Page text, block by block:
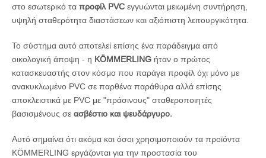
στο εσωτερικό τα προφίλ PVC εγγυώνται μειωμένη συντήρηση,
υψηλή σταθερότητα διαστάσεων και αξιόπιστη λειτουργικότητα.
Το σύστημα αυτό αποτελεί επίσης ένα παράδειγμα από
οικολογική άποψη - η KÖMMERLING ήταν ο πρώτος
κατασκευαστής στον κόσμο που παράγει προφίλ όχι μόνο με
ανακυκλωμένο PVC σε παρθένα παράθυρα αλλά επίσης
αποκλειστικά με PVC με "πράσινους" σταθεροποιητές
βασισμένους σε ασβέστιο και ψευδάργυρο.
Αυτό σημαίνει ότι ακόμα και όσοι χρησιμοποιούν τα προϊόντα
KÖMMERLING εργάζονται για την προστασία του